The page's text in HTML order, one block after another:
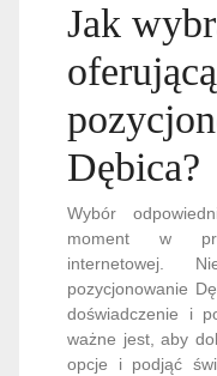
Jak
Dębica?
Wybór
moment w
internetowej.
pozycjonowanie
doświadczenie i
ważne jest, aby
opcje i podjąć